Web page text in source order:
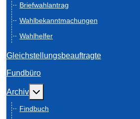
Briefwahlantrag
Wahlbekanntmachungen
Wahlhelfer
Gleichstellungsbeauftragte
Fundbüro
Archiv Weitere Informationen: Archiv
Findbuch